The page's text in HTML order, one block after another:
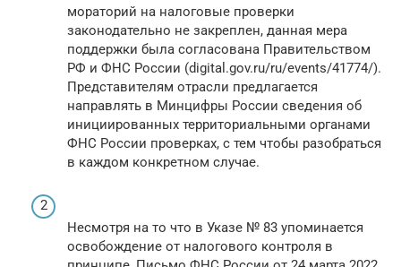
мораторий на налоговые проверки
законодательно не закреплен, данная мера
поддержки была согласована Правительством
РФ и ФНС России (digital.gov.ru/ru/events/41774/).
Представителям отрасли предлагается
направлять в Минцифры России сведения об
инициированных территориальными органами
ФНС России проверках, с тем чтобы разобраться
в каждом конкретном случае.
Несмотря на то что в Указе № 83 упоминается
освобождение от налогового контроля в